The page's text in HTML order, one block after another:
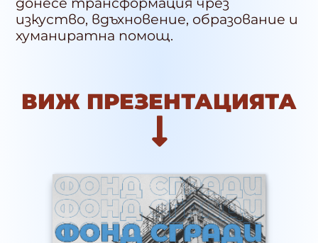
изкуство, вдъхновение, образование и
хуманиратна помощ.
ВИЖ ПРЕЗЕНТАЦИЯТА